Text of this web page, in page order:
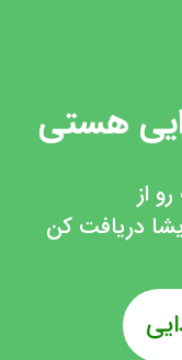
هستی
از
دریافت کن